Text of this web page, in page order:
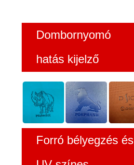
Dombornyomó
hatás kijelző
Forró bélyegzés és